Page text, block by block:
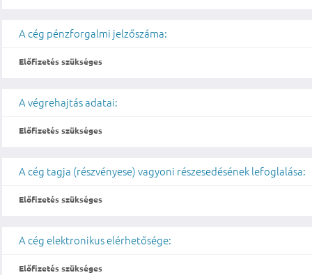
A cég pénzforgalmi jelzőszáma:
Előfizetés szükséges
A végrehajtás adatai:
Előfizetés szükséges
A cég tagja (részvényese) vagyoni részesedésének lefoglalása:
Előfizetés szükséges
A cég elektronikus elérhetősége:
Előfizetés szükséges